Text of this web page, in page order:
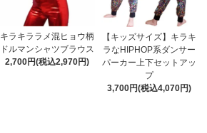
キラキララメ混ヒョウ柄
ドルマンシャツブラウス
2,700円(税込2,970円)
【キッズサイズ】キラキ
ラなHIPHOP系ダンサー
パーカー上下セットアッ
プ
3,700円(税込4,070円)